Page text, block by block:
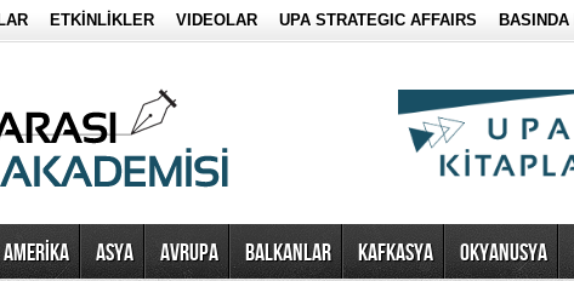
ETKİNLİKLER VIDEOLAR UPA STRATEGIC AFFAIRS BASINDA
AMERİKA ASYA AVRUPA BALKANLAR KAFKASYA OKYANUSYA